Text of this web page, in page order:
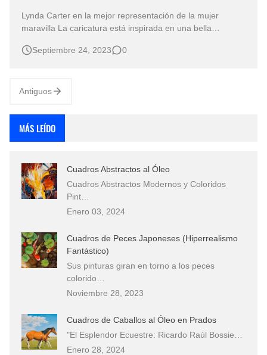
Lynda Carter en la mejor representación de la mujer
maravilla La caricatura está inspirada en una bella
personalidad para no ser descubierta. La hermosa
Septiembre 24, 2023 0
Antiguos
MÁS LEÍDO
Cuadros Abstractos al Óleo
Cuadros Abstractos Modernos y Coloridos
Pint…
Enero 03, 2024
Cuadros de Peces Japoneses (Hiperrealismo
Fantástico)
Sus pinturas giran en torno a los peces
colorido…
Noviembre 28, 2023
Cuadros de Caballos al Óleo en Prados
"El Esplendor Ecuestre: Ricardo Raúl Bossie…
Enero 28, 2024